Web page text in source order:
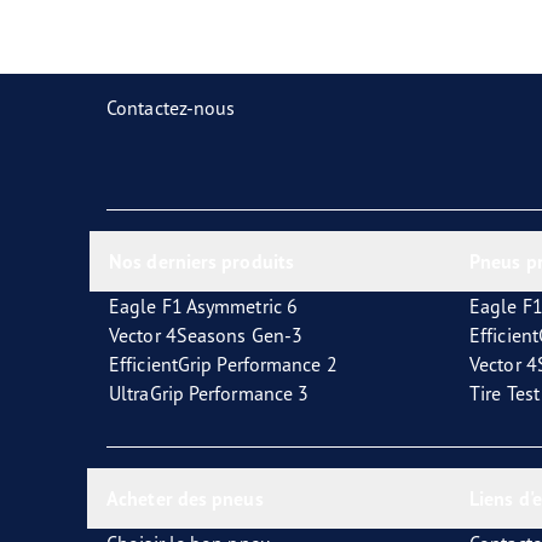
Contactez-nous
Eagle F1 Asymmetric 6
Vector 4Seasons Gen-3
EfficientGrip Performance 2
UltraGrip Performance 3
Eagle
Vector
Tire